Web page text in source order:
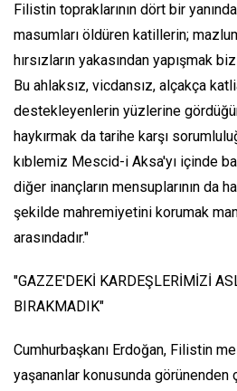
Filistin topraklarının dört bir
masumları öldüren katillerin;
hırsızların yakasından yapışmak
Bu ahlaksız, vicdansız, alçakça
destekleyenlerin yüzlerine
haykırmak da tarihe karşı
kıblemiz Mescid-i Aksa'yı içinde
diğer inançların mensuplarının da
şekilde mahremiyetini korumak
arasındadır."
"GAZZE'DEKİ KARDEŞLERİMİZİ
BIRAKMADIK"
Cumhurbaşkanı Erdoğan, Filistin
yaşananlar konusunda görünenden